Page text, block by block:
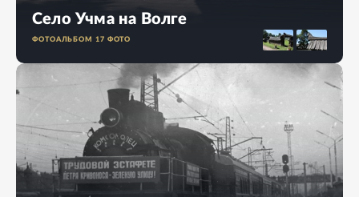
Село Учма на Волге
ФОТОАЛЬБОМ 17 ФОТО